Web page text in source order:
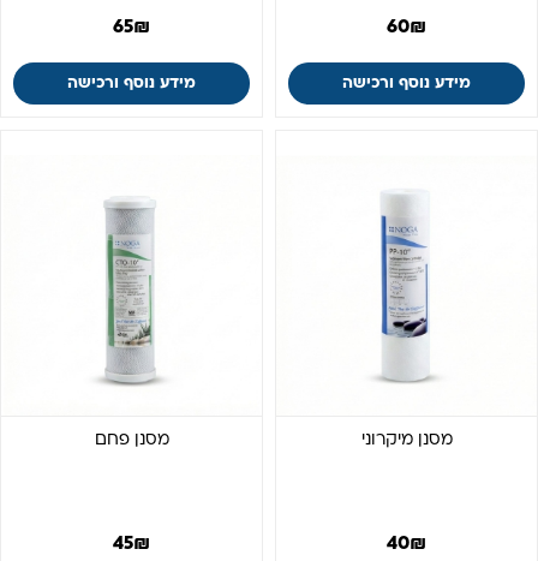
60₪
מידע נוסף ורכישה
65₪
מידע נוסף ורכישה
מסנן מיקרוני
40₪
מסנן פחם
45₪